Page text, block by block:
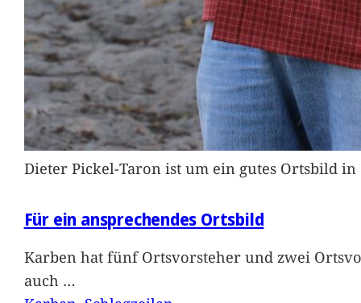
Dieter Pickel-Taron ist um ein gutes Ortsbild
Für ein ansprechendes Ortsbild
Karben hat fünf Ortsvorsteher und zwei
auch …